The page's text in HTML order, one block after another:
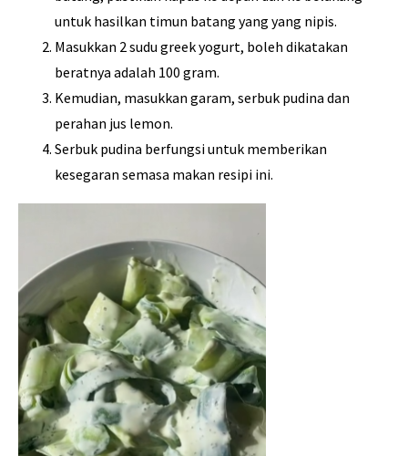
untuk hasilkan timun batang yang yang nipis.
Masukkan 2 sudu greek yogurt, boleh dikatakan
beratnya adalah 100 gram.
Kemudian, masukkan garam, serbuk pudina dan
perahan jus lemon.
Serbuk pudina berfungsi untuk memberikan
kesegaran semasa makan resipi ini.